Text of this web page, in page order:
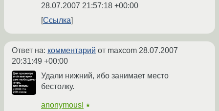
28.07.2007 21:57:18 +00:00
Ссылка
Ответ на: комментарий от maxcom 28.07.2007
20:31:49 +00:00
Удали нижний, ибо занимает место
бестолку.
anonymousI ★